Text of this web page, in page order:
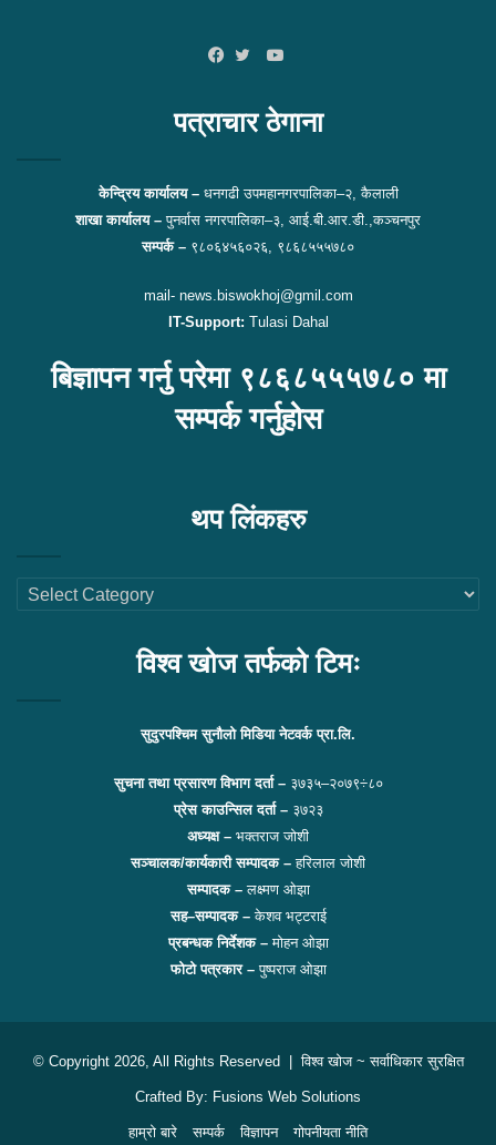
YouTube
पत्राचार ठेगाना
केन्द्रिय कार्यालय –धनगढी उपमहानगरपालिका–२, कैलाली
शाखा कार्यालय –पुनर्वास नगरपालिका–३, आई.बी.आर.डी.,कञ्चनपुर
सम्पर्क – ९८०६४५६०२६, ९८६८५५५७८०
mail- news.biswokhoj@gmil.com
IT-Support: Tulasi Dahal
बिज्ञापन गर्नु परेमा ९८६८५५५७८० मा
सम्पर्क गर्नुहोस
थप लिंकहरु
थप
लिंकहरु
विश्व खोज तर्फको टिमः
सुदुरपश्चिम सुनौलो मिडिया नेटवर्क प्रा.लि.
सुचना तथा प्रसारण विभाग दर्ता – ३७३५–२०७९÷८०
प्रेस काउन्सिल दर्ता – ३७२३
अध्यक्ष – भक्तराज जोशी
सञ्चालक/कार्यकारी सम्पादक – हरिलाल जोशी
सम्पादक –लक्ष्मण ओझा
सह–सम्पादक –केशव भट्टराई
प्रबन्धक निर्देशक –मोहन ओझा
फोटो पत्रकार –पुष्पराज ओझा
© Copyright 2026, All Rights Reserved |विश्व खोज~ सर्वाधिकार सुरक्षित
Crafted By: Fusions Web Solutions
हाम्रो बारे सम्पर्क विज्ञापन गोपनीयता नीति